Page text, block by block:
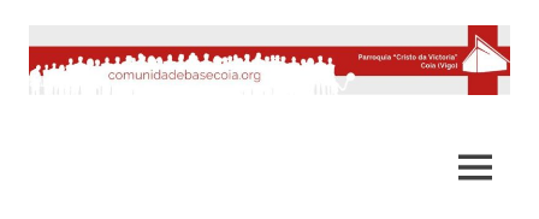
contenido
MENÚ